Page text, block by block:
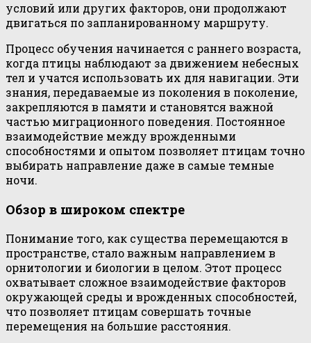
условий или других факторов, они продолжают
двигаться по запланированному маршруту.
Процесс обучения начинается с раннего возраста,
когда птицы наблюдают за движением небесных
тел и учатся использовать их для навигации. Эти
знания, передаваемые из поколения в поколение,
закрепляются в памяти и становятся важной
частью миграционного поведения. Постоянное
взаимодействие между врожденными
способностями и опытом позволяет птицам точно
выбирать направление даже в самые темные
ночи.
Обзор в широком спектре
Понимание того, как существа перемещаются в
пространстве, стало важным направлением в
орнитологии и биологии в целом. Этот процесс
охватывает сложное взаимодействие факторов
окружающей среды и врожденных способностей,
что позволяет птицам совершать точные
перемещения на большие расстояния.